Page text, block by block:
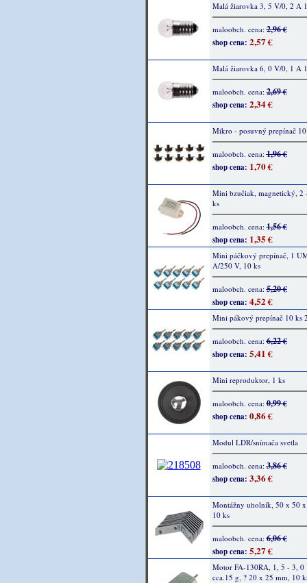
Malá žiarovka 3, 5 V/0, 2 A
maloobch. cena:2,96 €
shop cena: 2,57 €
Malá žiarovka 6, 0 V/0, 1 A
maloobch. cena:2,69 €
shop cena: 2,34 €
Mikro - posuvný prepínač
maloobch. cena:1,96 €
shop cena: 1,70 €
Mini bzučiak, magnetický, 2
ks
maloobch. cena:1,56 €
shop cena: 1,35 €
Mini páčkový prepínač, 1
A/250 V, 10 ks
maloobch. cena:5,20 €
shop cena: 4,52 €
Mini pákový prepínač 10 ks
maloobch. cena:6,22 €
shop cena: 5,41 €
Mini reproduktor, 1 ks
maloobch. cena:0,99 €
shop cena: 0,86 €
Modul LDR/snímača svetla
maloobch. cena:3,86 €
shop cena: 3,36 €
Montážny uholník, 50 x 50
10 ks
maloobch. cena:6,06 €
shop cena: 5,27 €
Motor FA-130RA, 1, 5 - 3, 0
cca.15 g, ? 20 x 25 mm, 10